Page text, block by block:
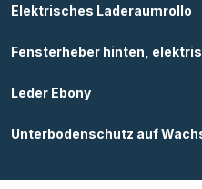
Elektrisches Laderaumrollo
Fensterheber hinten,
Leder Ebony
Unterbodenschutz auf